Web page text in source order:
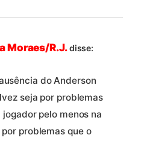
Moraes/R.J.disse:
do Anderson
seja por problemas
pelo menos na
problemas que o